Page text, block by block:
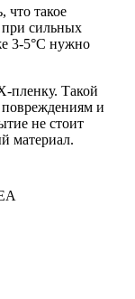
что такое
при сильных
3-5°С нужно
пленку. Такой
повреждениям и
не стоит
материал.